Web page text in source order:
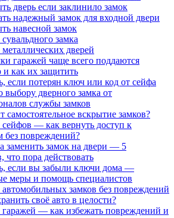
дверь если заклинило замок
надежный замок для входной двери
навесной замок
замка
дверей
гаражей чаще всего поддаются
как их защитить
если потерян ключ или код от сейфа
выбору дверного замка от
службы замков
самостоятельное вскрытие замков?
— как вернуть доступ к
без повреждений?
заменить замок на двери — 5
что пора действовать
если вы забыли ключи дома —
меры и помощь специалистов
замков без повреждений
своё авто в целости?
— как избежать повреждений и